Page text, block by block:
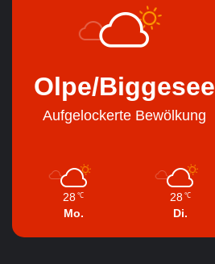
Olpe/Biggesee
Aufgelockerte Bewölkung
28 ℃
Mo.
28 ℃
Di.